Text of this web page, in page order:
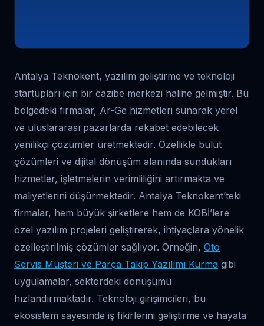
Antalya Teknokent, yazılım geliştirme ve teknoloji
startupları için bir cazibe merkezi haline gelmiştir. Bu
bölgedeki firmalar, Ar-Ge hizmetleri sunarak yerel
ve uluslararası pazarlarda rekabet edebilecek
yenilikçi çözümler üretmektedir. Özellikle bulut
çözümleri ve dijital dönüşüm alanında sundukları
hizmetler, işletmelerin verimliliğini artırmakta ve
maliyetlerini düşürmektedir. Antalya Teknokent’teki
firmalar, hem büyük şirketlere hem de KOBİ’lere
özel yazılım projeleri geliştirerek, ihtiyaçlara yönelik
özelleştirilmiş çözümler sağlıyor. Örneğin, Oto
Servis Müşteri ve Parça Takip Yazılımı Kurma gibi
uygulamalar, sektördeki dönüşümü
hızlandırmaktadır. Teknoloji girişimcileri, bu
ekosistem sayesinde iş fikirlerini geliştirme ve hayata